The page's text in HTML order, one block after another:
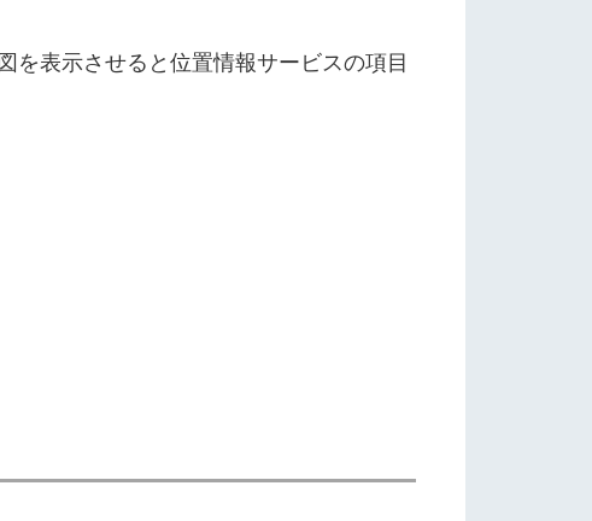
を表示させると位置情報サービスの項目